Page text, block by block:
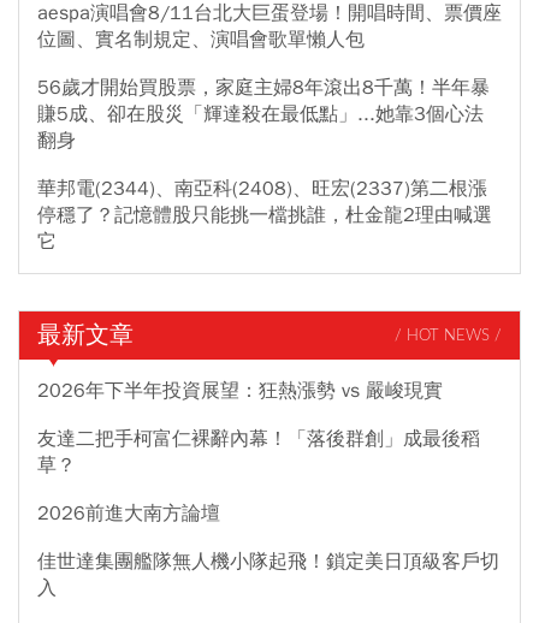
aespa演唱會8/11台北大巨蛋登場！開唱時間、票價座
位圖、實名制規定、演唱會歌單懶人包
56歲才開始買股票，家庭主婦8年滾出8千萬！半年暴
賺5成、卻在股災「輝達殺在最低點」...她靠3個心法
翻身
華邦電(2344)、南亞科(2408)、旺宏(2337)第二根漲
停穩了？記憶體股只能挑一檔挑誰，杜金龍2理由喊選
它
最新文章 / HOT NEWS /
2026年下半年投資展望：狂熱漲勢 vs 嚴峻現實
友達二把手柯富仁裸辭內幕！「落後群創」成最後稻
草？
2026前進大南方論壇
佳世達集團艦隊無人機小隊起飛！鎖定美日頂級客戶切
入